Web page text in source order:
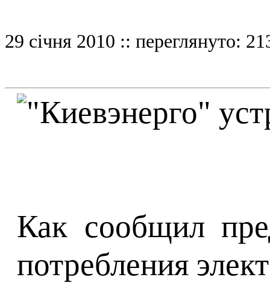
29 січня 2010 :: переглянуто:
Как сообщил
потребления